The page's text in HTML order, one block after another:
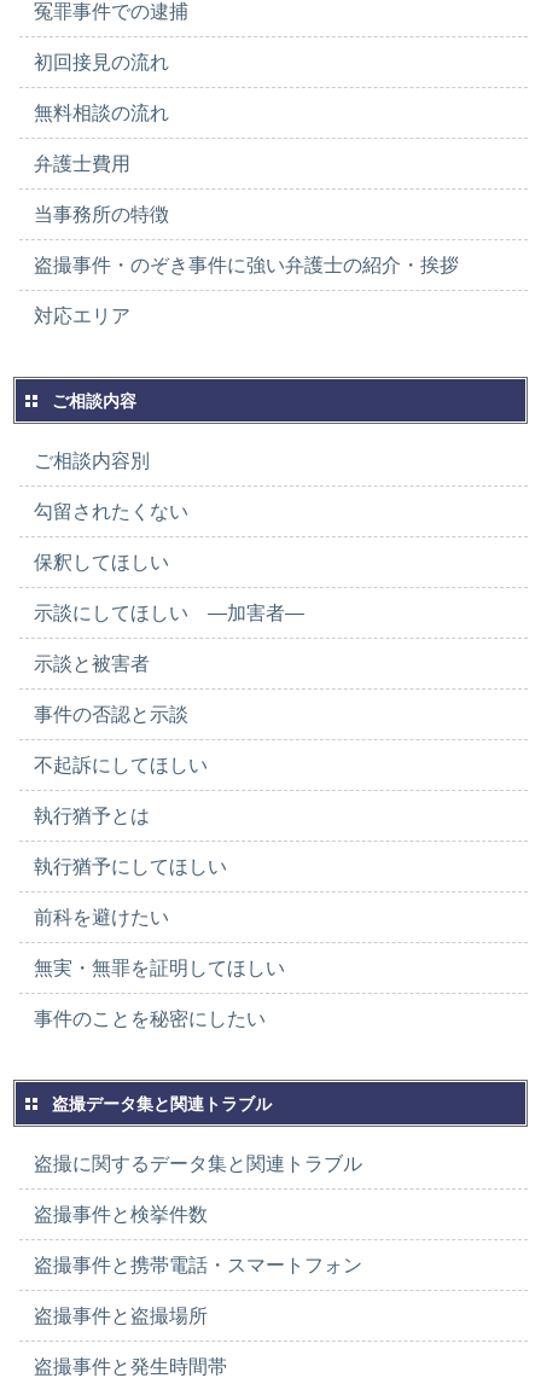
冤罪事件での逮捕
初回接見の流れ
無料相談の流れ
弁護士費用
当事務所の特徴
盗撮事件・のぞき事件に強い弁護士の紹介・挨拶
対応エリア
ご相談内容
ご相談内容別
勾留されたくない
保釈してほしい
示談にしてほしい ―加害者―
示談と被害者
事件の否認と示談
不起訴にしてほしい
執行猶予とは
執行猶予にしてほしい
前科を避けたい
無実・無罪を証明してほしい
事件のことを秘密にしたい
盗撮データ集と関連トラブル
盗撮に関するデータ集と関連トラブル
盗撮事件と検挙件数
盗撮事件と携帯電話・スマートフォン
盗撮事件と盗撮場所
盗撮事件と発生時間帯